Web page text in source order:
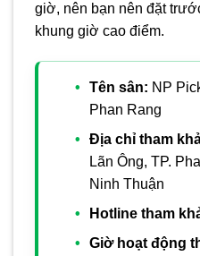
giờ, nên bạn nên đặt
khung giờ cao điểm.
Tên sân: NP
Phan Rang
Địa chỉ tham
Lãn Ông, TP.
Ninh Thuận
Hotline tham
Giờ hoạt động